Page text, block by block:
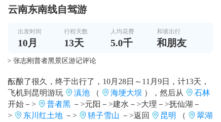
云南东南线自驾游
出发时间
10月
行程天数
13天
人均花费
5.0千
和谁出行
和朋友
> 张志刚普者黑景区游记评论
酝酿了很久，终于出行了，10月28日～11月9日，计13天，
飞机到昆明游玩
滇池 （ 海埂大坝 ），然后从
石林
开始－>
普者黑 －>元阳－>建水－>大理－>抚仙湖－
>
东川红土地 －> 轿子雪山 －>返回 昆明 （
翠湖